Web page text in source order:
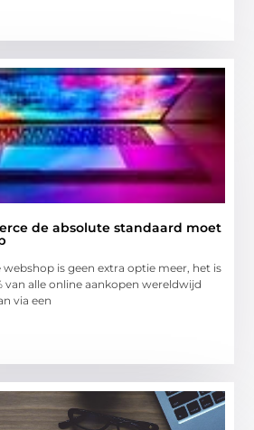
de absolute standaard moet
is geen extra optie meer, het is
van alle online aankopen wereldwijd
via een